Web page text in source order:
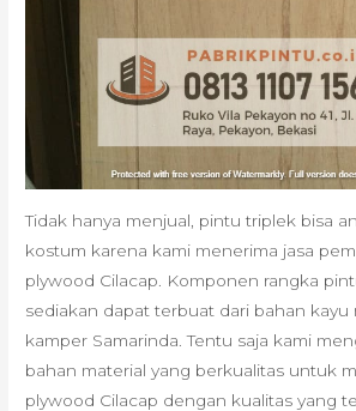
Tidak hanya menjual, pintu triplek bisa
kostum karena kami menerima jasa
plywood Cilacap. Komponen rangka
sediakan dapat terbuat dari bahan kayu
kamper Samarinda. Tentu saja kami
bahan material yang berkualitas untuk
plywood Cilacap dengan kualitas yang